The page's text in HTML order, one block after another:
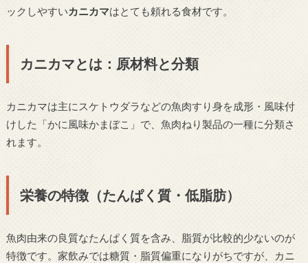
ックしやすいカニカマはとても頼れる食材です。
カニカマとは：原材料と分類
カニカマは主にスケトウダラなどの魚肉すり身を成形・風味付
けした「かに風味かまぼこ」で、魚肉ねり製品の一種に分類さ
れます。
栄養の特徴（たんぱく質・低脂肪）
魚肉由来の良質なたんぱく質を含み、脂質が比較的少ないのが
特徴です。家飲みでは糖質・脂質偏重になりがちですが、カニ